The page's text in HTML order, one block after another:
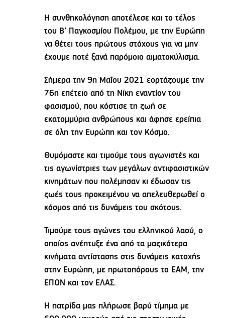
Η συνθηκολόγηση αποτέλεσε και το τέλος
του Β’ Παγκοσμίου Πολέμου, με την Ευρώπη
να θέτει τους πρώτους στόχους για να μην
έχουμε ποτέ ξανά παρόμοιο αιματοκύλισμα.
Σήμερα την 9η Μαΐου 2021 εορτάζουμε την
76η επέτειο από τη Νίκη εναντίον του
φασισμού, που κόστισε τη ζωή σε
εκατομμύρια ανθρώπους και άφησε ερείπια
σε όλη την Ευρώπη και τον Κόσμο.
Θυμόμαστε και τιμούμε τους αγωνιστές και
τις αγωνίστριες των μεγάλων αντιφασιστικών
κινημάτων που πολέμησαν κι έδωσαν τις
ζωές τους προκειμένου να απελευθερωθεί ο
κόσμος από τις δυνάμεις του σκότους.
Τιμούμε τους αγώνες του ελληνικού λαού, ο
οποίος ανέπτυξε ένα από τα μαζικότερα
κινήματα αντίστασης στις δυνάμεις κατοχής
στην Ευρώπη, με πρωτοπόρους το ΕΑΜ, την
ΕΠΟΝ και τον ΕΛΑΣ.
Η πατρίδα μας πλήρωσε βαρύ τίμημα με